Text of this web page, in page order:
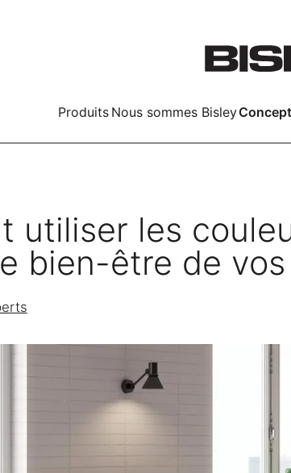
Produits
LockerWall Deco
Casiers
Nous sommes Bisley
utiliser les
bien-être de